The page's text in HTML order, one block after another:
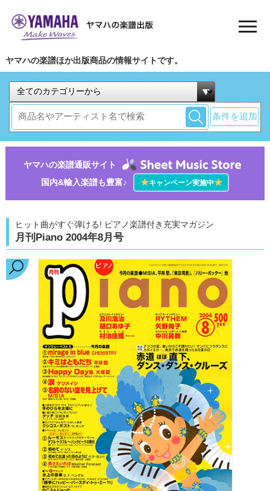
ヤマハの楽譜ほか出版商品の情報サイトです。
条件を追加
ヤマハの楽譜通販サイト
国内&輸入楽譜も豊富♪
★キャンペーン実施中★
ヒット曲がすぐ弾ける! ピアノ楽譜付き充実マガジン
月刊Piano 2004年8月号